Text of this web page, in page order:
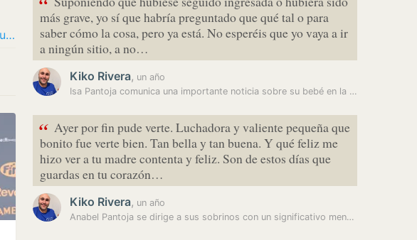
‘¡De Viernes!’ despide temporada por todo lo alto con el cara a cara entre Terelu Campos y…
más grave, yo sí que habría preguntado que qué tal o para
saber cómo la cosa, pero ya está. No esperéis que yo vaya a ir
a ningún sitio, a no…
Kiko Rivera, un año
Isa Pantoja comunica una importante noticia sobre su bebé en la recta…
“ Ayer por fin pude verte. Luchadora y valiente pequeña que
bonito fue verte bien. Tan bella y tan buena. Y qué feliz me
hizo ver a tu madre contenta y feliz. Son de estos días que
guardas en tu corazón…
Kiko Rivera, un año
Anabel Pantoja se dirige a sus sobrinos con un significativo mensaje